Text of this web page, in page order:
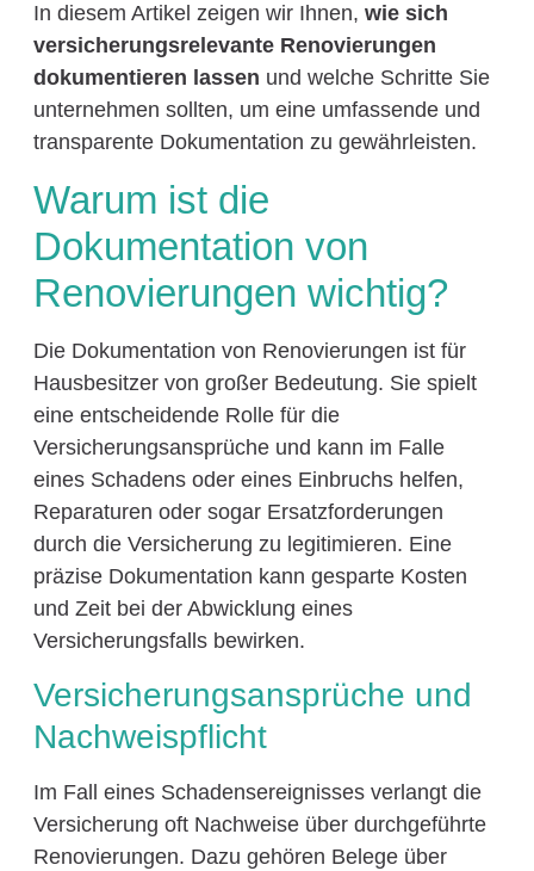
In diesem Artikel zeigen wir Ihnen, wie sich
versicherungsrelevante Renovierungen
dokumentieren lassen und welche Schritte Sie
unternehmen sollten, um eine umfassende und
transparente Dokumentation zu gewährleisten.
Warum ist die
Dokumentation von
Renovierungen wichtig?
Die Dokumentation von Renovierungen ist für
Hausbesitzer von großer Bedeutung. Sie spielt
eine entscheidende Rolle für die
Versicherungsansprüche und kann im Falle
eines Schadens oder eines Einbruchs helfen,
Reparaturen oder sogar Ersatzforderungen
durch die Versicherung zu legitimieren. Eine
präzise Dokumentation kann gesparte Kosten
und Zeit bei der Abwicklung eines
Versicherungsfalls bewirken.
Versicherungsansprüche und
Nachweispflicht
Im Fall eines Schadensereignisses verlangt die
Versicherung oft Nachweise über durchgeführte
Renovierungen. Dazu gehören Belege über